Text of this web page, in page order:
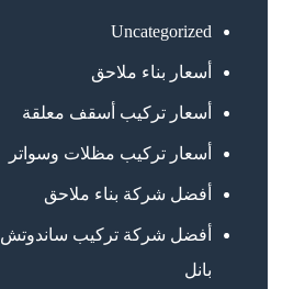
Uncategorized
أسعار بناء ملاحق
أسعار تركيب أسقف معلقة
أسعار تركيب مظلات وسواتر
أفضل شركة بناء ملاحق
أفضل شركة تركيب ساندوتش
بانل